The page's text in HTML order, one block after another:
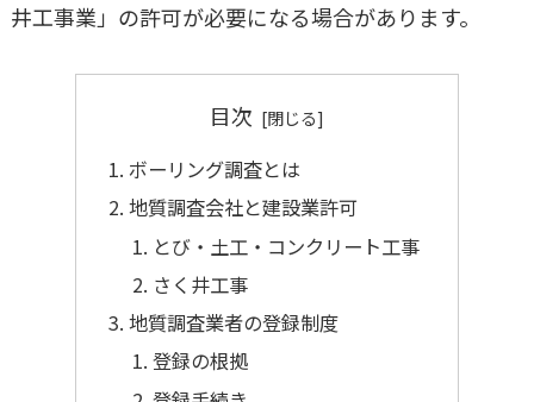
井工事業」の許可が必要になる場合があります。
目次
ボーリング調査とは
地質調査会社と建設業許可
とび・土工・コンクリート工事
さく井工事
地質調査業者の登録制度
登録の根拠